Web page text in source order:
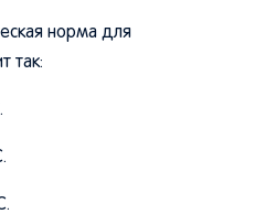
норма для
так: